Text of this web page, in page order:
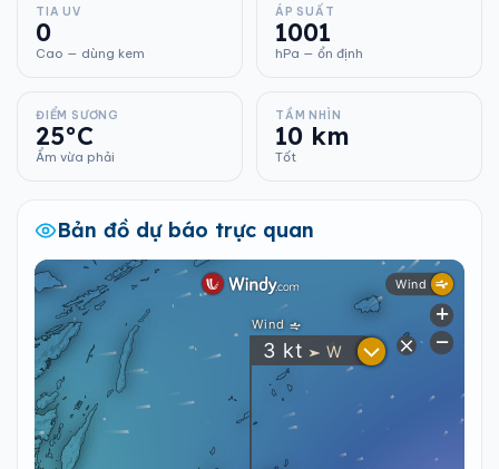
TIA UV
0
Cao — dùng kem
ÁP SUẤT
1001
hPa — ổn định
ĐIỂM SƯƠNG
25°C
Ẩm vừa phải
TẦM NHÌN
10 km
Tốt
Bản đồ dự báo trực quan